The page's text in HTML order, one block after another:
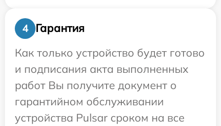
4
Гарантия
Как только устройство будет готово
и подписания акта выполненных
работ Вы получите документ о
гарантийном обслуживании
устройства Pulsar сроком на все